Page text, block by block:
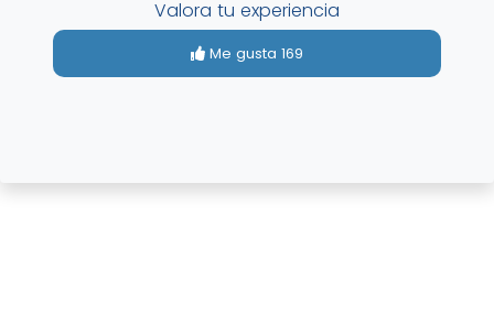
Valora tu experiencia
Me gusta 169